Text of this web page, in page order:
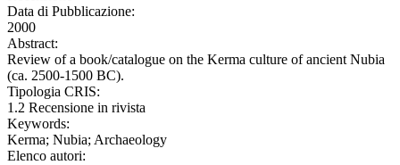
Data di Pubblicazione:
2000
Abstract:
Review of a book/catalogue on the Kerma culture of ancient Nubia
(ca. 2500-1500 BC).
Tipologia CRIS:
1.2 Recensione in rivista
Keywords:
Kerma; Nubia; Archaeology
Elenco autori: